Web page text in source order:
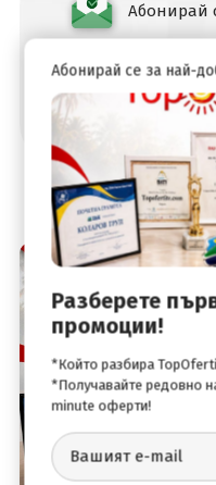
Абонирай
Абонирай се за най-
Разберете
промоции!
*Който разбира
*Получавайте редовно
minute оферти!